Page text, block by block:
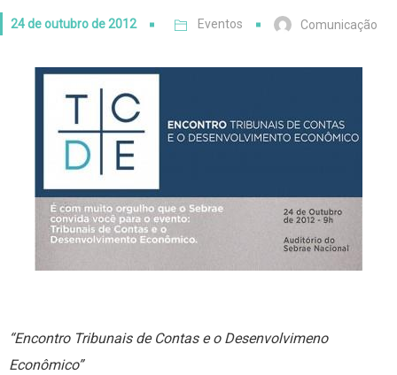
24 de outubro de 2012 Eventos Comunicação
“Encontro Tribunais de Contas e o Desenvolvimeno
Econômico”